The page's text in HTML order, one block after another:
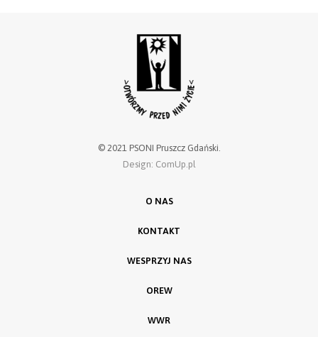
© 2021 PSONI Pruszcz Gdański.
Design: ComUp.pl
O NAS
KONTAKT
WESPRZYJ NAS
OREW
WWR